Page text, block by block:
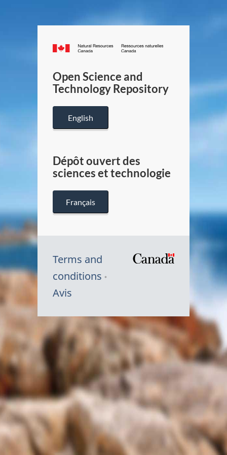
Canada.ca
/
Canada
Open Science and
Technology Repository
English
Dépôt ouvert des
sciences et technologie
Français
Terms and
conditions
Avis
Symbole
du
Canada